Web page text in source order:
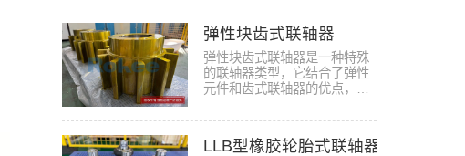
弹性块齿式联轴器
弹性块齿式联轴器是一种特殊
的联轴器类型，它结合了弹性
元件和齿式联轴器的优点，具
LLB型橡胶轮胎式联轴器